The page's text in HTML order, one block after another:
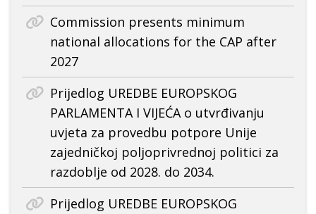
Commission presents minimum
national allocations for the CAP after
2027
Prijedlog UREDBE EUROPSKOG
PARLAMENTA I VIJEĆA o utvrđivanju
uvjeta za provedbu potpore Unije
zajedničkoj poljoprivrednoj politici za
razdoblje od 2028. do 2034.
Prijedlog UREDBE EUROPSKOG